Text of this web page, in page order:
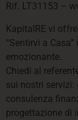
Rif. LT31153 –
KapitalRE vi
“Sentirvi a
emozionante.
Chiedi al
sui nostri servizi:
consulenza
progettazione di